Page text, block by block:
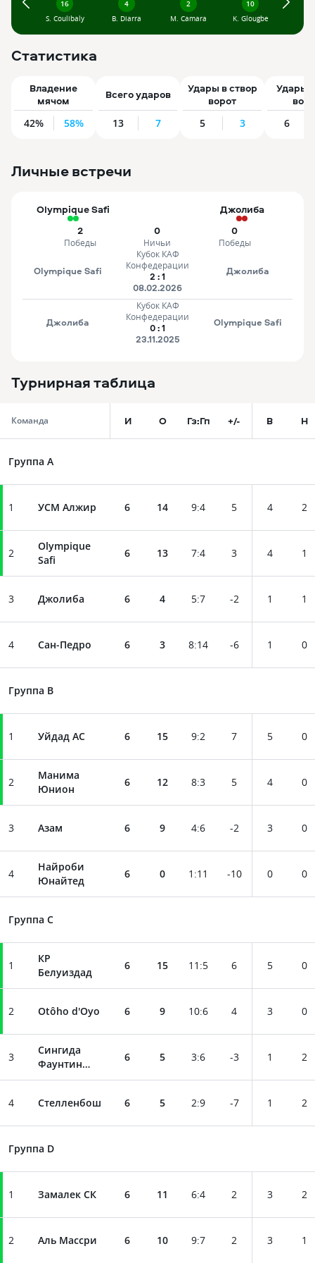
Y. Najari
C. Kanoute
B. Ouattara
Y. Sangare
16
S. Coulibaly
4
B. Diarra
2
M. Camara
10
K. Glougbe
Статистика
Владение
мячом
42%
58%
Всего ударов
13 7
Удары в створ
ворот
5
3
Удары
6
Личные встречи
Olympique Safi
Джолиба
2
Победы
0
Ничьи
0
Победы
Olympique Safi
Кубок КАФ
Конфедерации
2 :1
08.02.2026
Джолиба
Джолиба
Кубок КАФ
Конфедерации
0:1
23.11.2025
Olympique Safi
Турнирная таблица
Команда И О Гз:Гп +/- В Н
Группа A
1 УСМ Алжир 6 14 9:4 5 4 2
2
Olympique
Safi
6 13 7:4 3 4 1
3 Джолиба 6 4 5:7 -2 1 1
4 Сан-Педро 6 3 8:14 -6 1 0
Группа B
1 Уйдад АС 6 15 9:2 7 5 0
2
Манима
Юнион
6 12 8:3 5 4 0
3 Азам 6 9 4:6 -2 3 0
4
Найроби
Юнайтед
6 0 1 :11 -10 0 0
Группа C
1
КР
Белуиздад
6 15 11 :5 6 5 0
2 Otôho d'Oyo 6 9 10:6 4 3 0
3
Сингидa
Фаунтин
Гейт
6 5 3:6 -3 1 2
4 Стелленбош 6 5 2:9 -7 1 2
Группа D
1 Замалек СК 6 11 6:4 2 3 2
2 Аль Массри 6 10 9:7 2 3 1